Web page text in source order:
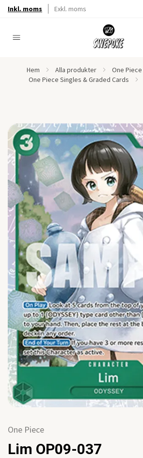
Inkl. moms Exkl. moms
Hem Alla produkter
One
One Piece Singles & Graded Cards
One Piece
Lim OP09-037